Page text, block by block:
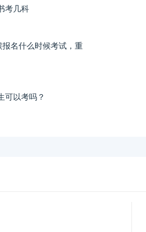
考几科
名什么时候考试，重
可以考吗？